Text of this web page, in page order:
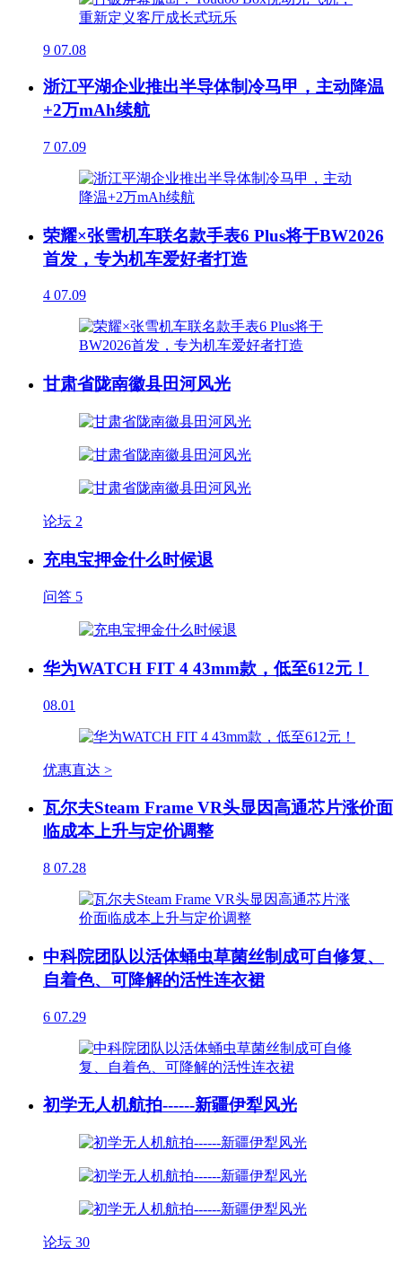
9 07.08
浙江平湖企业推出半导体制冷马甲，主动降温
+2万mAh续航
7 07.09
荣耀×张雪机车联名款手表6 Plus将于BW2026
首发，专为机车爱好者打造
4 07.09
甘肃省陇南徽县田河风光
论坛 2
充电宝押金什么时候退
问答 5
华为WATCH FIT 4 43mm款，低至612元！
08.01
优惠直达 >
瓦尔夫Steam Frame VR头显因高通芯片涨价面
临成本上升与定价调整
8 07.28
中科院团队以活体蛹虫草菌丝制成可自修复、
自着色、可降解的活性连衣裙
6 07.29
初学无人机航拍------新疆伊犁风光
论坛 30